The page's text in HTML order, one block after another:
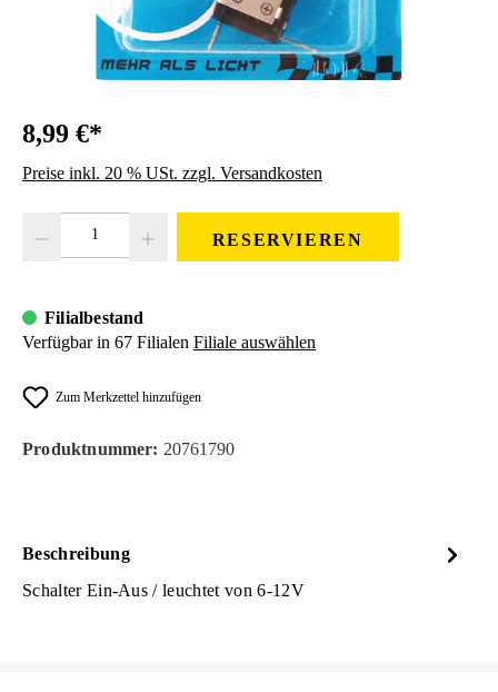
8,99 €*
Preise inkl. 20 % USt. zzgl. Versandkosten
RESERVIEREN
Filialbestand
Verfügbar in 67 Filialen Filiale auswählen
Zum Merkzettel hinzufügen
Produktnummer: 20761790
Beschreibung
Schalter Ein-Aus / leuchtet von 6-12V